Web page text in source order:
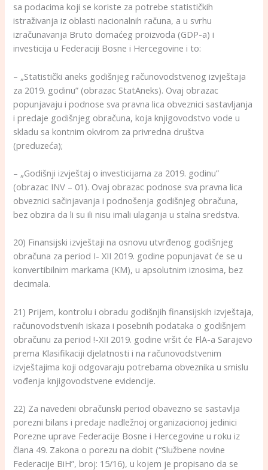
sa podacima koji se koriste za potrebe statističkih
istraživanja iz oblasti nacionalnih računa, a u svrhu
izračunavanja Bruto domaćeg proizvoda (GDP-a) i
investicija u Federaciji Bosne i Hercegovine i to:
– „Statistički aneks godišnjeg računovodstvenog izvještaja
za 2019. godinu” (obrazac StatAneks). Ovaj obrazac
popunjavaju i podnose sva pravna lica obveznici sastavljanja
i predaje godišnjeg obračuna, koja knjigovodstvo vode u
skladu sa kontnim okvirom za privredna društva
(preduzeća);
– „Godišnji izvještaj o investicijama za 2019. godinu”
(obrazac INV – 01). Ovaj obrazac podnose sva pravna lica
obveznici sačinjavanja i podnošenja godišnjeg obračuna,
bez obzira da li su ili nisu imali ulaganja u stalna sredstva.
20) Finansijski izvještaji na osnovu utvrđenog godišnjeg
obračuna za period I- XII 2019. godine popunjavat će se u
konvertibilnim markama (KM), u apsolutnim iznosima, bez
decimala.
21) Prijem, kontrolu i obradu godišnjih finansijskih izvještaja,
računovodstvenih iskaza i posebnih podataka o godišnjem
obračunu za period !-XII 2019. godine vršit će FlA-a Sarajevo
prema Klasifikaciji djelatnosti i na računovodstvenim
izvještajima koji odgovaraju potrebama obveznika u smislu
vođenja knjigovodstvene evidencije.
22) Za navedeni obračunski period obavezno se sastavlja
porezni bilans i predaje nadležnoj organizacionoj jedinici
Porezne uprave Federacije Bosne i Hercegovine u roku iz
člana 49. Zakona o porezu na dobit (“Službene novine
Federacije BiH”, broj: 15/16), u kojem je propisano da se